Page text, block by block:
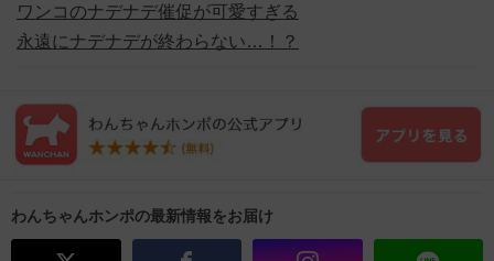
ワンコのナデナデ催促が可愛すぎる
永遠にナデナデが終わらない…！？
わんちゃんホンポの最新情報をお届け